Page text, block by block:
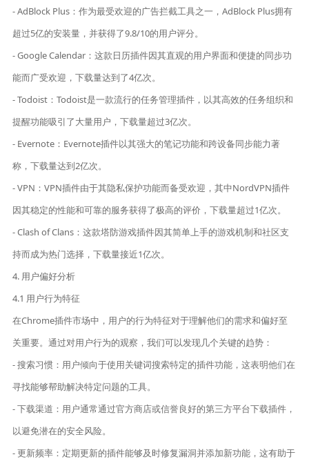
- AdBlock Plus：作为最受欢迎的广告拦截工具之一，AdBlock Plus拥有
超过5亿的安装量，并获得了9.8/10的用户评分。
- Google Calendar：这款日历插件因其直观的用户界面和便捷的同步功
能而广受欢迎，下载量达到了4亿次。
- Todoist：Todoist是一款流行的任务管理插件，以其高效的任务组织和
提醒功能吸引了大量用户，下载量超过3亿次。
- Evernote：Evernote插件以其强大的笔记功能和跨设备同步能力著
称，下载量达到2亿次。
- VPN：VPN插件由于其隐私保护功能而备受欢迎，其中NordVPN插件
因其稳定的性能和可靠的服务获得了极高的评价，下载量超过1亿次。
- Clash of Clans：这款塔防游戏插件因其简单上手的游戏机制和社区支
持而成为热门选择，下载量接近1亿次。
4. 用户偏好分析
4.1 用户行为特征
在Chrome插件市场中，用户的行为特征对于理解他们的需求和偏好至
关重要。通过对用户行为的观察，我们可以发现几个关键的趋势：
- 搜索习惯：用户倾向于使用关键词搜索特定的插件功能，这表明他们在
寻找能够帮助解决特定问题的工具。
- 下载渠道：用户通常通过官方商店或信誉良好的第三方平台下载插件，
以避免潜在的安全风险。
- 更新频率：定期更新的插件能够及时修复漏洞并添加新功能，这有助于